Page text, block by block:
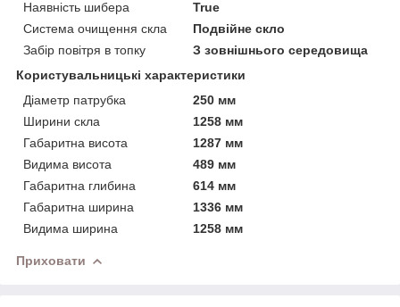
Наявність шибера
True
Система очищення скла
Подвійне скло
Забір повітря в топку
З зовнішнього середовища
Користувальницькі характеристики
Діаметр патрубка
250 мм
Ширини скла
1258 мм
Габаритна висота
1287 мм
Видима висота
489 мм
Габаритна глибина
614 мм
Габаритна ширина
1336 мм
Видима ширина
1258 мм
Приховати